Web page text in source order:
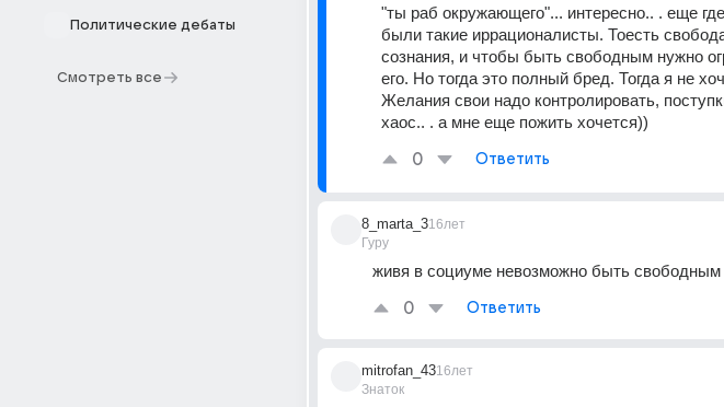
Политические дебаты
Смотреть все
"ты раб окружающего"... интересно.. . еще
были такие иррационалисты. Тоесть
сознания, и чтобы быть свободным нужно
его. Но тогда это полный бред. Тогда я не
Желания свои надо контролировать,
хаос.. . а мне еще пожить хочется))
0 Ответить
8_marta_3
Гуру
16лет
живя в социуме невозможно быть свободным
0 Ответить
mitrofan_43
Знаток
16лет